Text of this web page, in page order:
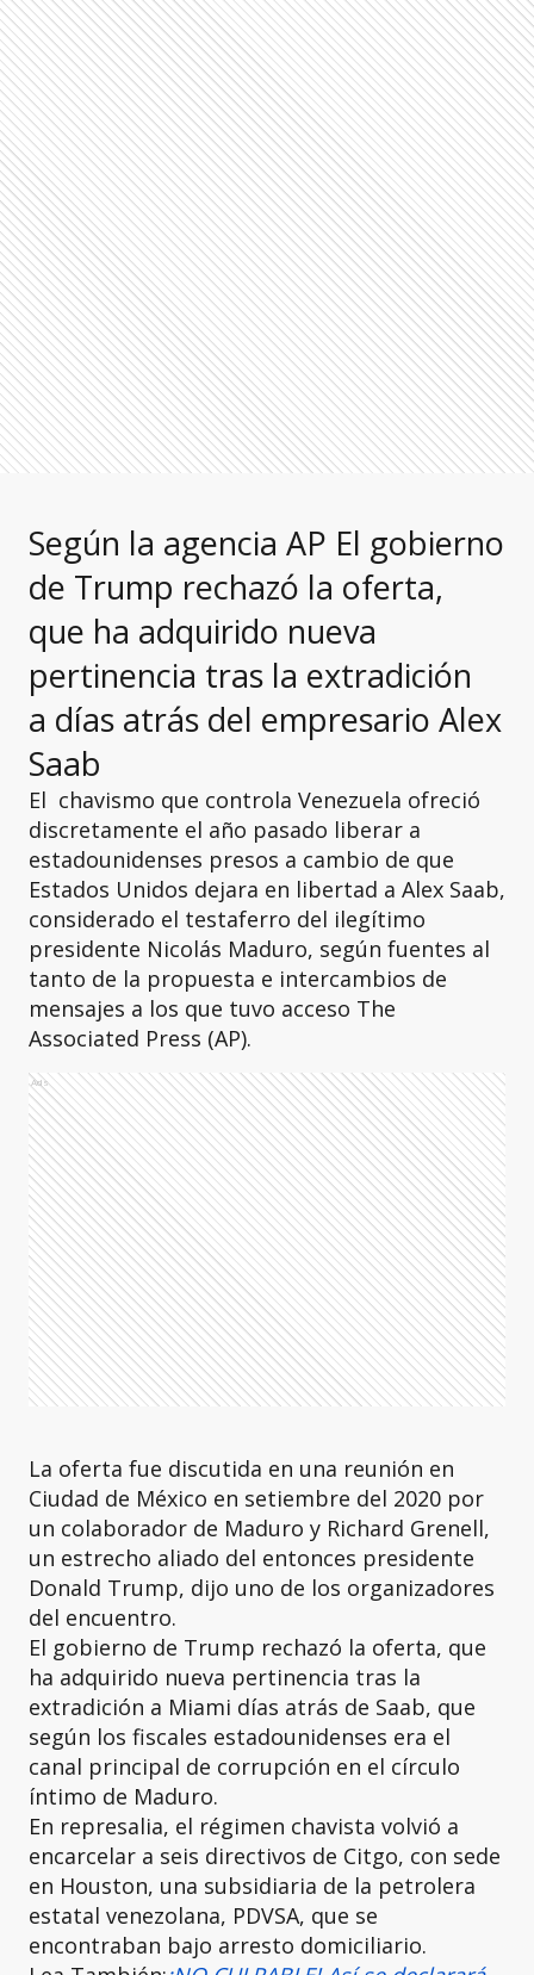
Según la agencia AP El gobierno
de Trump rechazó la oferta,
que ha adquirido nueva
pertinencia tras la extradición
a días atrás del empresario Alex
Saab
El chavismo que controla Venezuela ofreció
discretamente el año pasado liberar a
estadounidenses presos a cambio de que
Estados Unidos dejara en libertad a Alex Saab,
considerado el testaferro del ilegítimo
presidente Nicolás Maduro, según fuentes al
tanto de la propuesta e intercambios de
mensajes a los que tuvo acceso The
Associated Press (AP).
Ads
La oferta fue discutida en una reunión en
Ciudad de México en setiembre del 2020 por
un colaborador de Maduro y Richard Grenell,
un estrecho aliado del entonces presidente
Donald Trump, dijo uno de los organizadores
del encuentro.
El gobierno de Trump rechazó la oferta, que
ha adquirido nueva pertinencia tras la
extradición a Miami días atrás de Saab, que
según los fiscales estadounidenses era el
canal principal de corrupción en el círculo
íntimo de Maduro.
En represalia, el régimen chavista volvió a
encarcelar a seis directivos de Citgo, con sede
en Houston, una subsidiaria de la petrolera
estatal venezolana, PDVSA, que se
encontraban bajo arresto domiciliario.